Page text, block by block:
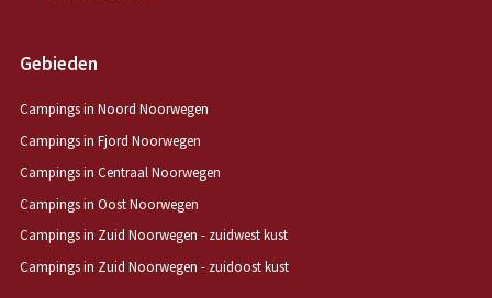
Gebieden
Campings in Noord Noorwegen
Campings in Fjord Noorwegen
Campings in Centraal Noorwegen
Campings in Oost Noorwegen
Campings in Zuid Noorwegen - zuidwest kust
Campings in Zuid Noorwegen - zuidoost kust